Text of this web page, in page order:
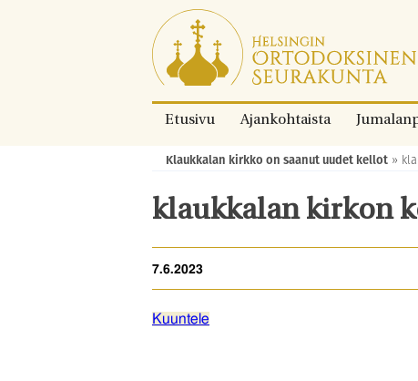
Siirry
suoraan
sisältöön.
Etusivu Ajankohtaista
Murupolku:
Klaukkalan kirkko on saanut uudet kellot »
klaukkalan kirkon
7.6.2023
Kuuntele